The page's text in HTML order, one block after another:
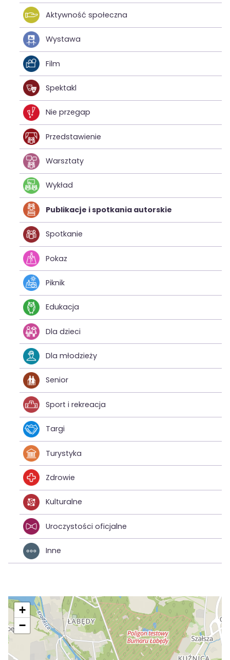
Aktywność społeczna
Wystawa
Film
Spektakl
Nie przegap
Przedstawienie
Warsztaty
Wykład
Publikacje i spotkania autorskie
Spotkanie
Pokaz
Piknik
Edukacja
Dla dzieci
Dla młodzieży
Senior
Sport i rekreacja
Targi
Turystyka
Zdrowie
Kulturalne
Uroczystości oficjalne
Inne
+
−